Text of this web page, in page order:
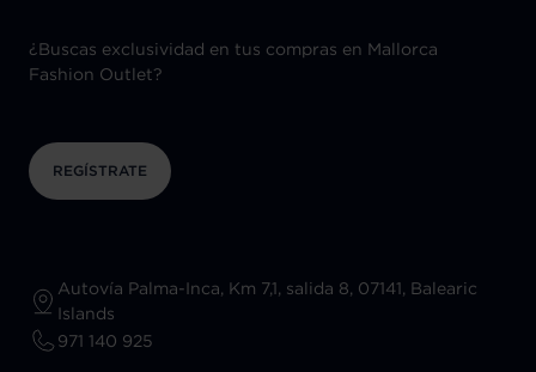
¿Buscas exclusividad en tus compras en Mallorca
Fashion Outlet?
REGÍSTRATE
Autovía Palma-Inca, Km 7,1, salida 8, 07141, Balearic
Islands
971 140 925